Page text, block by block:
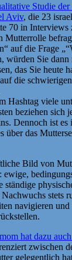
Studie
Aviv, die 23
70 in Interviews
Mutterrolle
auf die Frage
würden Sie
das Sie heute
die
Hashtag viele
beziehen sich
Dennoch ist es
über das
Bild von
ewige,
ständige
Nachwuchs stets
navigieren und
hat dazu
zwischen
gelegentlich